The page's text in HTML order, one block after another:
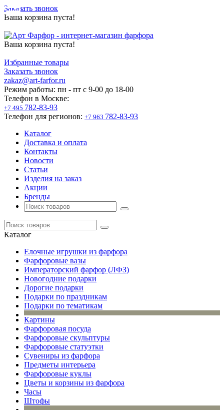
Заказать звонок
Ваша корзина пуста!
Ваша корзина пуста!
Избранные товары
Заказать звонок
zakaz@art-farfor.ru
Режим работы: пн - пт c 9-00 до 18-00
Телефон в Москве:
+7 495 782-83-93
Телефон для регионов: +7 963 782-83-93
Каталог
Доставка и оплата
Контакты
Новости
Статьи
Изделия на заказ
Акции
Бренды
Каталог
Елочные игрушки из фарфора
Фарфоровые вазы
Императорский фарфор (ЛФЗ)
Новогодние подарки
Дорогие подарки
Подарки по праздникам
Подарки по тематикам
Картины
Фарфоровая посуда
Фарфоровые скульптуры
Фарфоровые статуэтки
Сувениры из фарфора
Предметы интерьера
Фарфоровые куклы
Цветы и корзины из фарфора
Часы
Штофы